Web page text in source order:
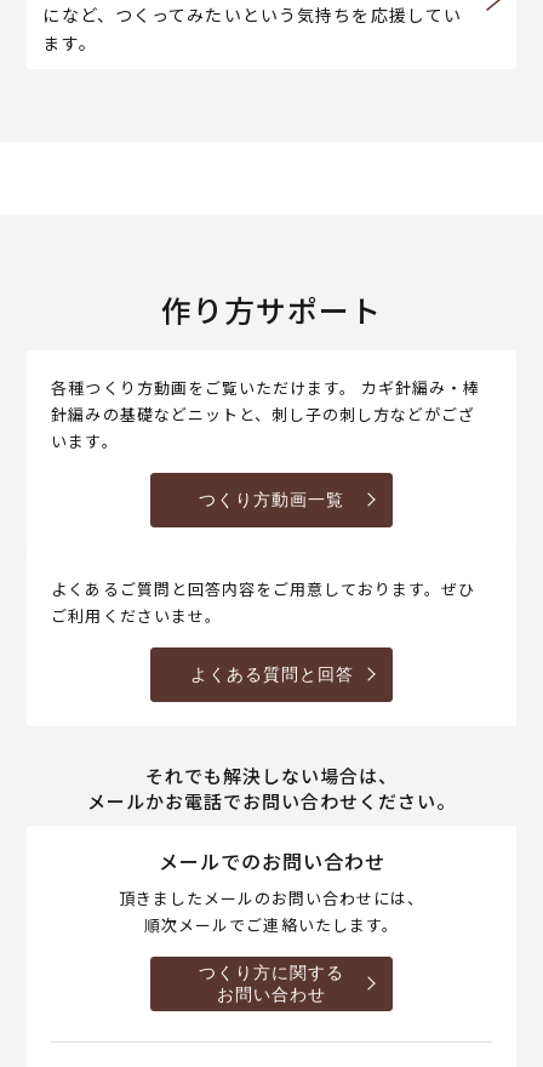
になど、つくってみたいという気持ちを応援してい
ます。
作り方サポート
各種つくり方動画をご覧いただけます。 カギ針編み・棒
針編みの基礎などニットと、刺し子の刺し方などがござ
います。
つくり方動画一覧
よくあるご質問と回答内容をご用意しております。ぜひ
ご利用くださいませ。
よくある質問と回答
それでも解決しない場合は、
メールかお電話でお問い合わせください。
メールでのお問い合わせ
頂きましたメールのお問い合わせには、
順次メールでご連絡いたします。
つくり方に関する
お問い合わせ